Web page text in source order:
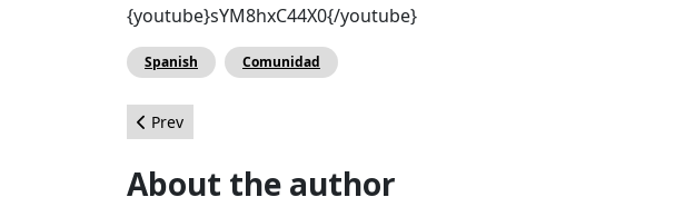
{youtube}sYM8hxC44X0{/youtube}
Spanish Comunidad
Previous article: Componente para Joomla! 3: Comenzando el desarrollo
Prev
About the author